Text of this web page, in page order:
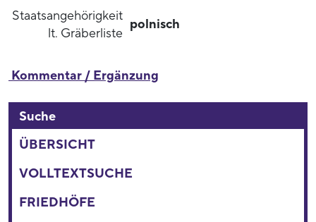
Staatsangehörigkeit
lt. Gräberliste
polnisch
Kommentar / Ergänzung
Suche
ÜBERSICHT
VOLLTEXTSUCHE
FRIEDHÖFE